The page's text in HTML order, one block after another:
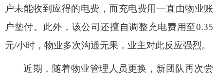
户未能收到应得的电费，而充电费用一直由物业账
户垫付。此外，该公司还擅自调整充电费用至0.35
元/小时，物业多次沟通无果，业主对此反应强烈。
近期，随着物业管理人员更换，新团队再次尝